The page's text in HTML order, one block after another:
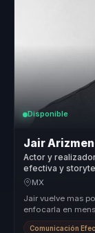
Disponible
Jair
Actor y
efectiva y
para empresas y
MX
Jair vuelve mas
enfocarla en
especialmente
Comunicación